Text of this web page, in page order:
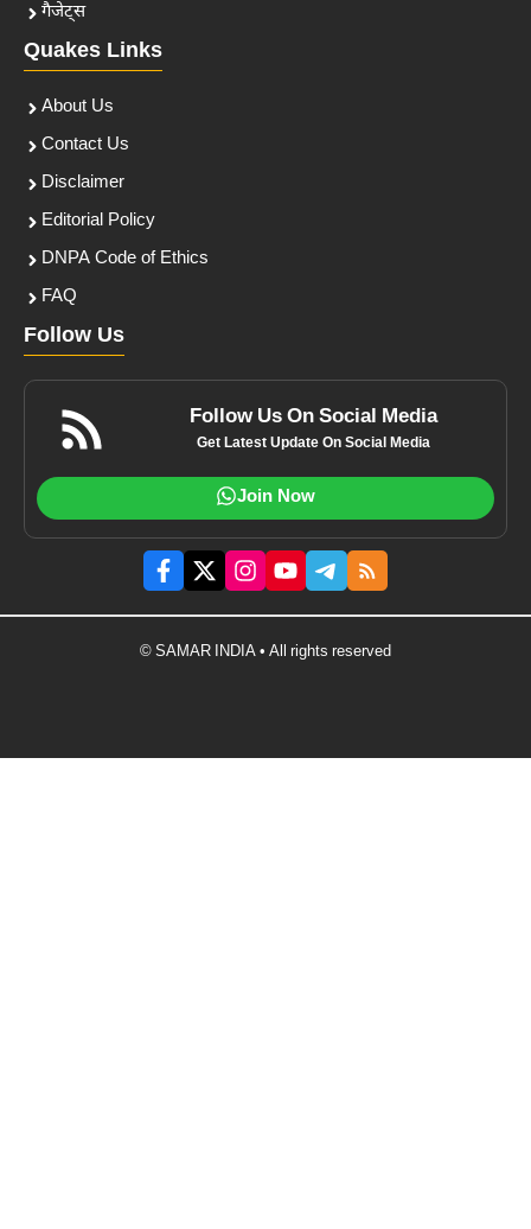
गैजेट्स
Quakes Links
About Us
Contact Us
Disclaimer
Editorial Policy
DNPA Code of Ethics
FAQ
Follow Us
Follow Us On Social Media
Get Latest Update On Social Media
Join Now
© SAMAR INDIA • All rights reserved